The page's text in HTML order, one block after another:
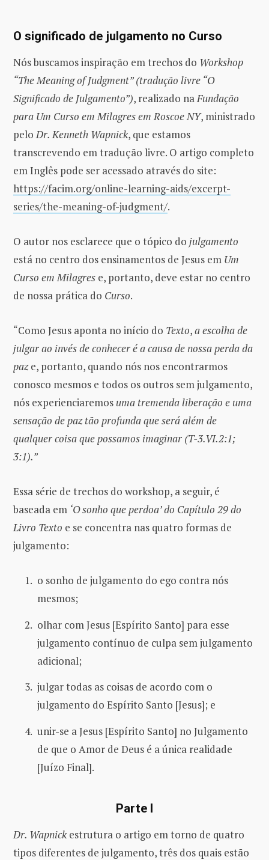
O significado de julgamento no Curso
Nós buscamos inspiração em trechos do Workshop
“The Meaning of Judgment” (tradução livre “O
Significado de Julgamento”), realizado naFundação
para Um Curso em Milagres em Roscoe NY, ministrado
peloDr. Kenneth Wapnick, que estamos
transcrevendo em tradução livre. O artigo completo
em Inglês pode ser acessado através do site:
https://facim.org/online-learning-aids/excerpt-
series/the-meaning-of-judgment/.
O autor nos esclarece que o tópico do julgamento
está no centro dos ensinamentos de Jesus em Um
Curso em Milagres e, portanto, deve estar no centro
de nossa prática do Curso.
“Como Jesus aponta no início do Texto,a escolha de
julgar ao invés de conhecer é a causa de nossa perda da
paze, portanto, quando nós nos encontrarmos
conosco mesmos e todos os outros sem julgamento,
nós experienciaremos uma tremenda liberação e uma
sensação de paz tão profunda que será além de
qualquer coisa que possamos imaginar (T-3.VI.2:1;
3:1).”
Essa série de trechos do workshop, a seguir, é
baseada em ‘O sonho que perdoa’ do Capítulo 29 do
Livro Texto e se concentra nas quatro formas de
julgamento:
o sonho de julgamento do ego contra nós
mesmos;
olhar com Jesus [Espírito Santo] para esse
julgamento contínuo de culpa sem julgamento
adicional;
julgar todas as coisas de acordo com o
julgamento do Espírito Santo [Jesus]; e
unir-se a Jesus [Espírito Santo] no Julgamento
de que o Amor de Deus é a única realidade
[Juízo Final].
Parte I
Dr. Wapnick estrutura o artigo em torno de quatro
tipos diferentes de julgamento, três dos quais estão